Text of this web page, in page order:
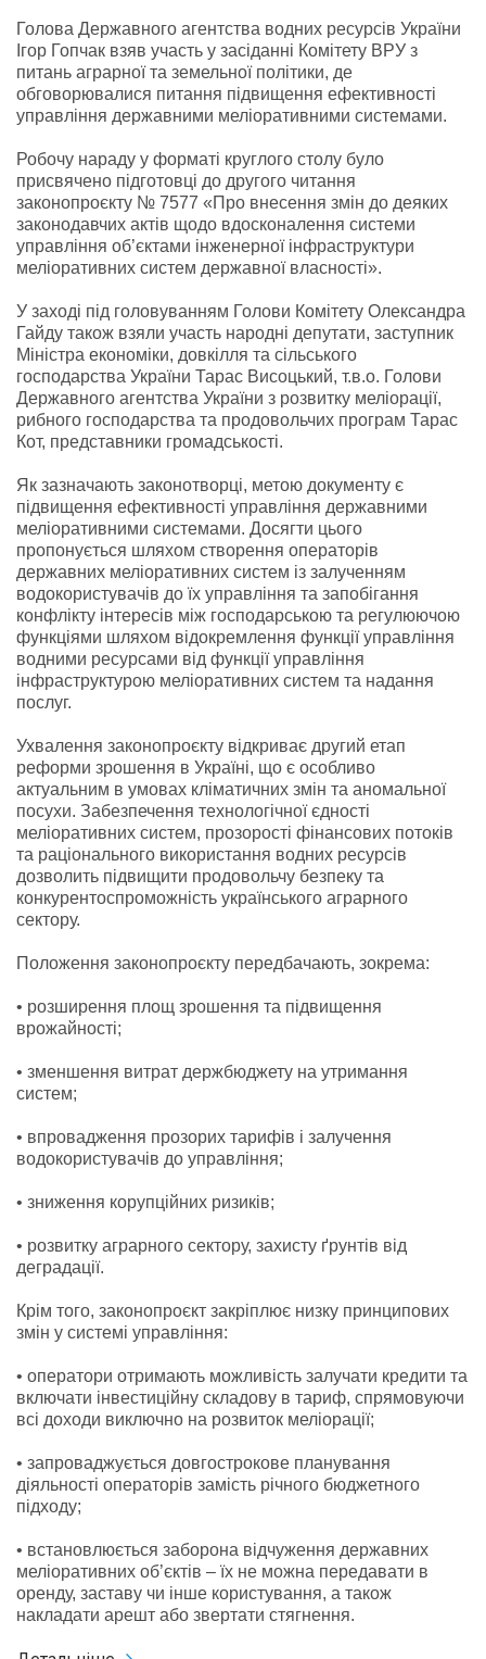
Голова Державного агентства водних ресурсів України
Ігор Гопчак взяв участь у засіданні Комітету ВРУ з
питань аграрної та земельної політики, де
обговорювалися питання підвищення ефективності
управління державними меліоративними системами.
Робочу нараду у форматі круглого столу було
присвячено підготовці до другого читання
законопроєкту № 7577 «Про внесення змін до деяких
законодавчих актів щодо вдосконалення системи
управління об’єктами інженерної інфраструктури
меліоративних систем державної власності».
У заході під головуванням Голови Комітету Олександра
Гайду також взяли участь народні депутати, заступник
Міністра економіки, довкілля та сільського
господарства України Тарас Висоцький, т.в.о. Голови
Державного агентства України з розвитку меліорації,
рибного господарства та продовольчих програм Тарас
Кот, представники громадськості.
Як зазначають законотворці, метою документу є
підвищення ефективності управління державними
меліоративними системами. Досягти цього
пропонується шляхом створення операторів
державних меліоративних систем із залученням
водокористувачів до їх управління та запобігання
конфлікту інтересів між господарською та регулюючою
функціями шляхом відокремлення функції управління
водними ресурсами від функції управління
інфраструктурою меліоративних систем та надання
послуг.
Ухвалення законопроєкту відкриває другий етап
реформи зрошення в Україні, що є особливо
актуальним в умовах кліматичних змін та аномальної
посухи. Забезпечення технологічної єдності
меліоративних систем, прозорості фінансових потоків
та раціонального використання водних ресурсів
дозволить підвищити продовольчу безпеку та
конкурентоспроможність українського аграрного
сектору.
Положення законопроєкту передбачають, зокрема:
• розширення площ зрошення та підвищення
врожайності;
• зменшення витрат держбюджету на утримання
систем;
• впровадження прозорих тарифів і залучення
водокористувачів до управління;
• зниження корупційних ризиків;
• розвитку аграрного сектору, захисту ґрунтів від
деградації.
Крім того, законопроєкт закріплює низку принципових
змін у системі управління:
• оператори отримають можливість залучати кредити та
включати інвестиційну складову в тариф, спрямовуючи
всі доходи виключно на розвиток меліорації;
• запроваджується довгострокове планування
діяльності операторів замість річного бюджетного
підходу;
• встановлюється заборона відчуження державних
меліоративних об’єктів – їх не можна передавати в
оренду, заставу чи інше користування, а також
накладати арешт або звертати стягнення.